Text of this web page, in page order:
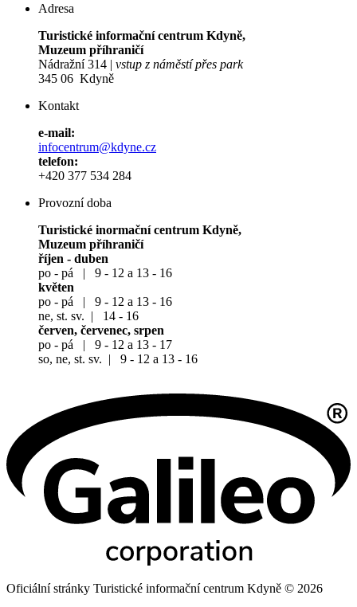
Adresa
Turistické informační centrum Kdyně,
Muzeum příhraničí
Nádražní 314 | vstup z náměstí přes park
345 06 Kdyně
Kontakt
e-mail:
infocentrum@kdyne.cz
telefon:
+420 377 534 284
Provozní doba
Turistické inormační centrum Kdyně,
Muzeum příhraničí
říjen - duben
po - pá | 9 - 12 a 13 - 16
květen
po - pá | 9 - 12 a 13 - 16
ne, st. sv. | 14 - 16
červen, červenec, srpen
po - pá | 9 - 12 a 13 - 17
so, ne, st. sv. | 9 - 12 a 13 - 16
Oficiální stránky Turistické informační centrum Kdyně © 2026